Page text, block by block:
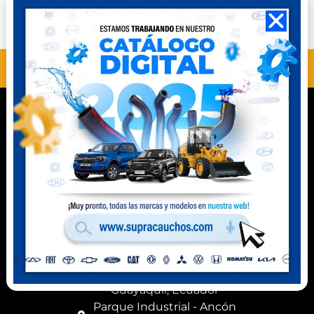
Perú Ecuador
ANTERIOR
MC11506
SIGUIENTE
MC11508SN
Contacto
Celular Perú
(+51) 941 541 444
Celular Ecuador
(+593) 99 078 6063
Ubicación
Km 8,5 vía a Daule
Guayaquil, Ecuador
Parque Industrial - Ancón